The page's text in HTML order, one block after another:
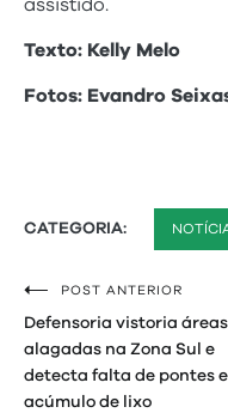
assistido.
Texto: Kelly Melo
Fotos: Evandro
CATEGORIA:
Navegação
de
Post
POST ANTERIOR
Defensoria vistoria áreas
alagadas na Zona Sul e
detecta falta de pontes e
acúmulo de lixo